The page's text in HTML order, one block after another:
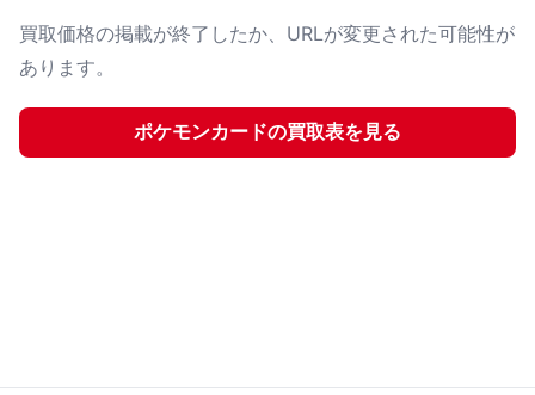
買取価格の掲載が終了したか、URLが変更された可能性が
あります。
ポケモンカードの買取表を見る